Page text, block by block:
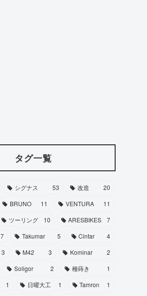
タグ一覧
シグナス 53 改造
20
BRUNO 11 VENTURA
11
ツーリング 10 ARESBIKES
7
7 Takumar 5 Cintar
4
3 M42 3 Kominar
2
Soligor 2 種蒔き
1
1 日曜大工 1 Tamron
1